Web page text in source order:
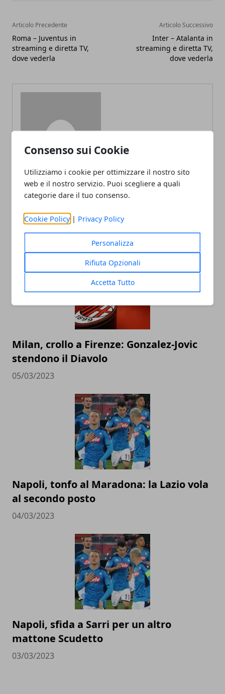
Consenso sui Cookie
Utilizziamo i cookie per ottimizzare il nostro sito
web e il nostro servizio. Puoi scegliere a quali
categorie dare il tuo consenso.
Cookie Policy | Privacy Policy
Personalizza
Rifiuta Opzionali
Accetta Tutto
Articolo Precedente
Roma – Juventus in
streaming e diretta TV,
dove vederla
Articolo Successivo
Inter – Atalanta in
streaming e diretta TV,
dove vederla
ARTICOLI CORRELATI
Milan, crollo a Firenze: Gonzalez-Jovic
stendono il Diavolo
05/03/2023
Napoli, tonfo al Maradona: la Lazio vola
al secondo posto
04/03/2023
Napoli, sfida a Sarri per un altro
mattone Scudetto
03/03/2023